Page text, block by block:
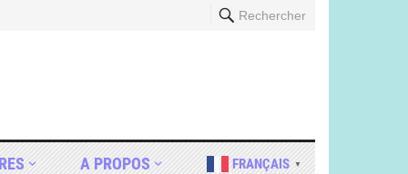
Rechercher
A PROPOS FRANÇAIS ▼